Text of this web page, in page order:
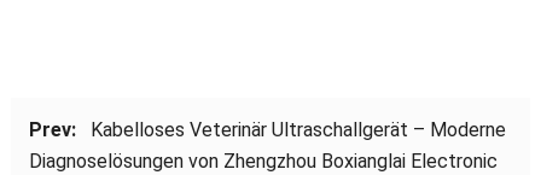
Prev:
Kabelloses Veterinär Ultraschallgerät – Moderne
Diagnoselösungen von Zhengzhou Boxianglai Electronic